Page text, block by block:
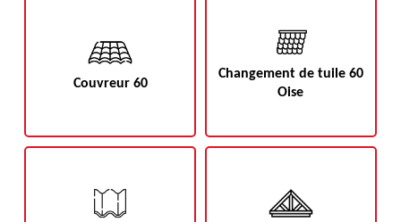
Couvreur 60
Changement de tuile 60
Oise